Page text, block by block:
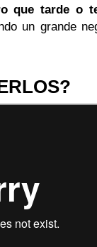
que tarde o
un grande